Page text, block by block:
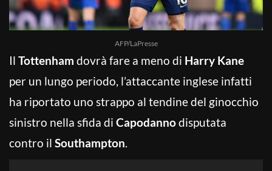
AFP/LaPresse
Il Tottenham dovrà fare a meno di Harry Kane
per un lungo periodo, l’attaccante inglese infatti
ha riportato uno strappo al tendine del ginocchio
sinistro nella sfida di Capodannodisputata
contro il Southampton.